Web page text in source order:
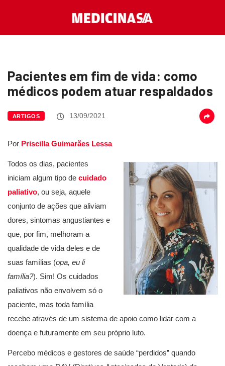
Pacientes em fim de vida: como
médicos podem atuar respaldados
ARTIGOS 13/09/2021
Por Priscilla Guimarães Lessa
Todos os dias, pacientes
iniciam algum tipo de cuidado
paliativo, ou seja, aquele
conjunto de ações que aliviam
dores, sintomas angustiantes e
que, por fim, melhoram a
qualidade de vida deles e de
suas famílias (opa, eu li
família?). Sim! Os cuidados
paliativos não envolvem só o
paciente, mas toda família
recebe através de um sistema de apoio como lidar com a
doença e futuramente em seu próprio luto.
Percebo médicos e gestores de saúde “perdidos” quando